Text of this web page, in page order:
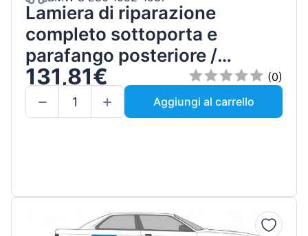
Lamiera di riparazione
completo sottoporta e
parafango posteriore /
Sinistra / Set
131,81€
(0)
Aggiungi al carrello